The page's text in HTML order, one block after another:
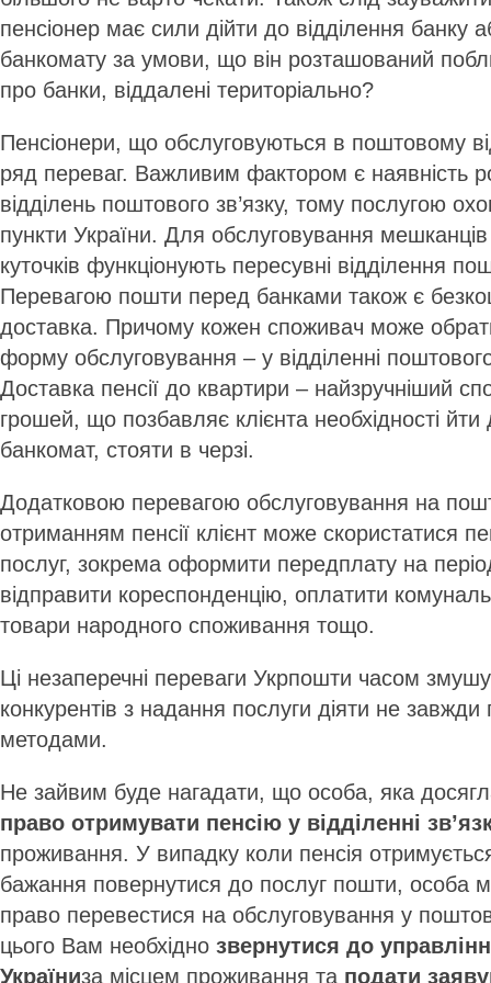
пенсіонер має сили дійти до відділення банку
банкомату за умови, що він розташований
про банки, віддалені територіально?
Пенсіонери, що обслуговуються в поштовому
ряд переваг. Важливим фактором є наявність
відділень поштового зв’язку, тому послугою
пункти України. Для обслуговування
куточків функціонують пересувні відділення
Перевагою пошти перед банками також є
доставка. Причому кожен споживач може
форму обслуговування – у відділенні
Доставка пенсії до квартири – найзручніший
грошей, що позбавляє клієнта необхідності
банкомат, стояти в черзі.
Додатковою перевагою обслуговування на
отриманням пенсії клієнт може скористатися
послуг, зокрема оформити передплату на
відправити кореспонденцію, оплатити
товари народного споживання тощо.
Ці незаперечні переваги Укрпошти часом
конкурентів з надання послуги діяти не
методами.
Не зайвим буде нагадати, що особа, яка
право отримувати пенсію у відділенні
проживання. У випадку коли пенсія
бажання повернутися до послуг пошти, особа
право перевестися на обслуговування у
цього Вам необхідно звернутися до
Україниза місцем проживання та подати заяву